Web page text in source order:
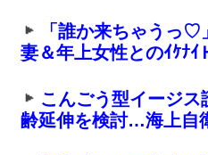
「誰か来ちゃうっ♡
妻＆年上女性とのｲｹﾅｲ
こんごう型イージ
齢延伸を検討…海上自